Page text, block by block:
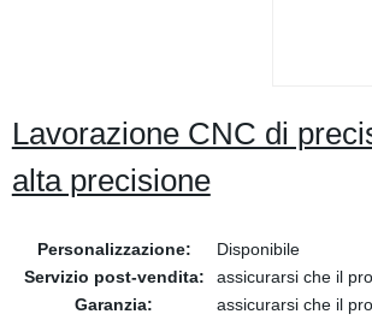
Lavorazione CNC di
alta precisione
Personalizzazione:
Disponibile
Servizio post-vendita:
assicurarsi che il
Garanzia:
assicurarsi che il